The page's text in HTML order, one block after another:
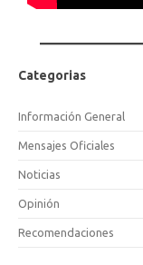
Categorias
Información General
Mensajes Oficiales
Noticias
Opinión
Recomendaciones